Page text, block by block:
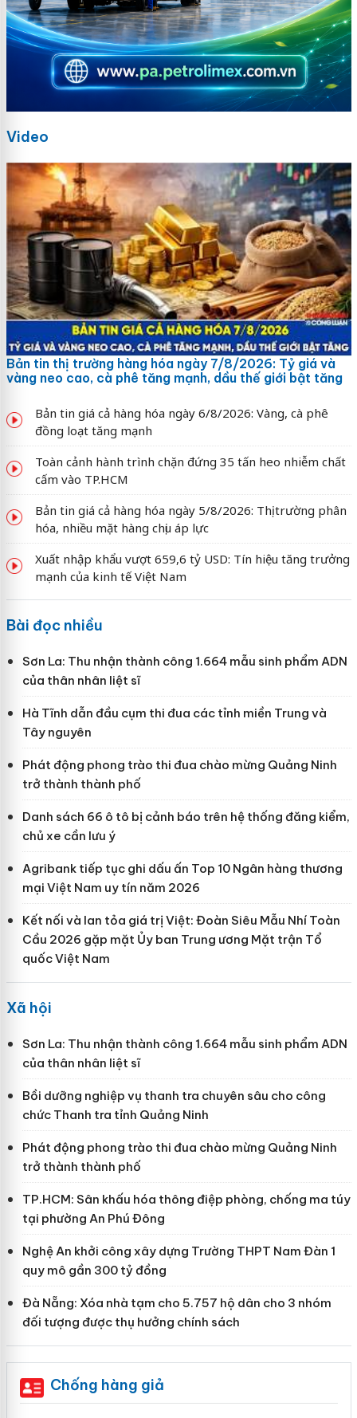
Video
Bản tin thị trường hàng hóa ngày 7/8/2026: Tỷ giá và
vàng neo cao, cà phê tăng mạnh, dầu thế giới bật tăng
Bản tin giá cả hàng hóa ngày 6/8/2026: Vàng, cà phê
đồng loạt tăng mạnh
Toàn cảnh hành trình chặn đứng 35 tấn heo nhiễm chất
cấm vào TP.HCM
Bản tin giá cả hàng hóa ngày 5/8/2026: Thị trường phân
hóa, nhiều mặt hàng chịu áp lực
Xuất nhập khẩu vượt 659,6 tỷ USD: Tín hiệu tăng trưởng
mạnh của kinh tế Việt Nam
Bài đọc nhiều
Sơn La: Thu nhận thành công 1.664 mẫu sinh phẩm ADN
của thân nhân liệt sĩ
Hà Tĩnh dẫn đầu cụm thi đua các tỉnh miền Trung và
Tây nguyên
Phát động phong trào thi đua chào mừng Quảng Ninh
trở thành thành phố
Danh sách 66 ô tô bị cảnh báo trên hệ thống đăng kiểm,
chủ xe cần lưu ý
Agribank tiếp tục ghi dấu ấn Top 10 Ngân hàng thương
mại Việt Nam uy tín năm 2026
Kết nối và lan tỏa giá trị Việt: Đoàn Siêu Mẫu Nhí Toàn
Cầu 2026 gặp mặt Ủy ban Trung ương Mặt trận Tổ
quốc Việt Nam
Xã hội
Sơn La: Thu nhận thành công 1.664 mẫu sinh phẩm ADN
của thân nhân liệt sĩ
Bồi dưỡng nghiệp vụ thanh tra chuyên sâu cho công
chức Thanh tra tỉnh Quảng Ninh
Phát động phong trào thi đua chào mừng Quảng Ninh
trở thành thành phố
TP.HCM: Sân khấu hóa thông điệp phòng, chống ma túy
tại phường An Phú Đông
Nghệ An khởi công xây dựng Trường THPT Nam Đàn 1
quy mô gần 300 tỷ đồng
Đà Nẵng: Xóa nhà tạm cho 5.757 hộ dân cho 3 nhóm
đối tượng được thụ hưởng chính sách
Chống hàng giả